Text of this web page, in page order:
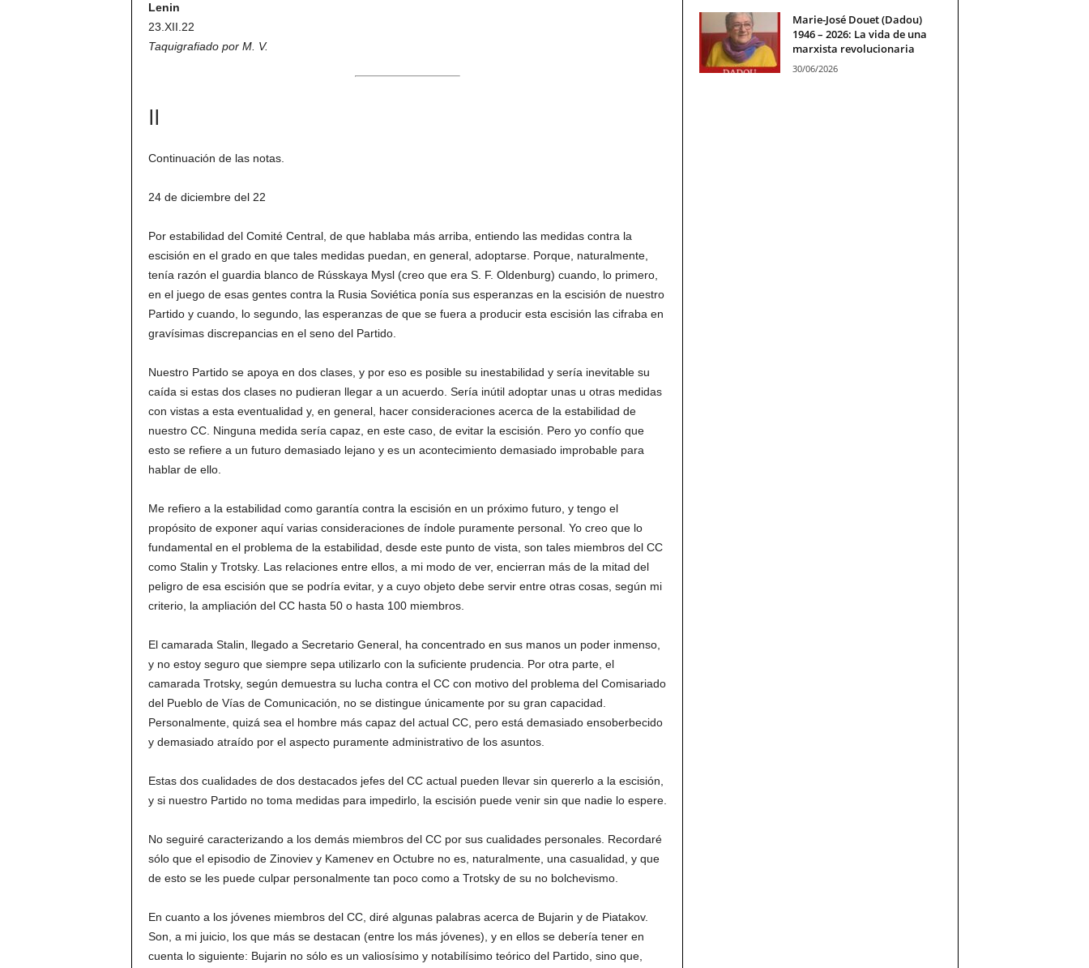
Lenin
23.XII.22
Taquigrafiado por M. V.
II
Continuación de las notas.
24 de diciembre del 22
Por estabilidad del Comité Central, de que hablaba más arriba, entiendo las medidas contra la
escisión en el grado en que tales medidas puedan, en general, adoptarse. Porque, naturalmente,
tenía razón el guardia blanco de Rússkaya Mysl (creo que era S. F. Oldenburg) cuando, lo primero,
en el juego de esas gentes contra la Rusia Soviética ponía sus esperanzas en la escisión de nuestro
Partido y cuando, lo segundo, las esperanzas de que se fuera a producir esta escisión las cifraba en
gravísimas discrepancias en el seno del Partido.
Nuestro Partido se apoya en dos clases, y por eso es posible su inestabilidad y sería inevitable su
caída si estas dos clases no pudieran llegar a un acuerdo. Sería inútil adoptar unas u otras medidas
con vistas a esta eventualidad y, en general, hacer consideraciones acerca de la estabilidad de
nuestro CC. Ninguna medida sería capaz, en este caso, de evitar la escisión. Pero yo confío que
esto se refiere a un futuro demasiado lejano y es un acontecimiento demasiado improbable para
hablar de ello.
Me refiero a la estabilidad como garantía contra la escisión en un próximo futuro, y tengo el
propósito de exponer aquí varias consideraciones de índole puramente personal. Yo creo que lo
fundamental en el problema de la estabilidad, desde este punto de vista, son tales miembros del CC
como Stalin y Trotsky. Las relaciones entre ellos, a mi modo de ver, encierran más de la mitad del
peligro de esa escisión que se podría evitar, y a cuyo objeto debe servir entre otras cosas, según mi
criterio, la ampliación del CC hasta 50 o hasta 100 miembros.
El camarada Stalin, llegado a Secretario General, ha concentrado en sus manos un poder inmenso,
y no estoy seguro que siempre sepa utilizarlo con la suficiente prudencia. Por otra parte, el
camarada Trotsky, según demuestra su lucha contra el CC con motivo del problema del Comisariado
del Pueblo de Vías de Comunicación, no se distingue únicamente por su gran capacidad.
Personalmente, quizá sea el hombre más capaz del actual CC, pero está demasiado ensoberbecido
y demasiado atraído por el aspecto puramente administrativo de los asuntos.
Estas dos cualidades de dos destacados jefes del CC actual pueden llevar sin quererlo a la escisión,
y si nuestro Partido no toma medidas para impedirlo, la escisión puede venir sin que nadie lo espere.
No seguiré caracterizando a los demás miembros del CC por sus cualidades personales. Recordaré
sólo que el episodio de Zinoviev y Kamenev en Octubre no es, naturalmente, una casualidad, y que
de esto se les puede culpar personalmente tan poco como a Trotsky de su no bolchevismo.
En cuanto a los jóvenes miembros del CC, diré algunas palabras acerca de Bujarin y de Piatakov.
Son, a mi juicio, los que más se destacan (entre los más jóvenes), y en ellos se debería tener en
cuenta lo siguiente: Bujarin no sólo es un valiosísimo y notabilísimo teórico del Partido, sino que,
Marie-José Douet (Dadou)
1946 – 2026: La vida de una
marxista revolucionaria
30/06/2026